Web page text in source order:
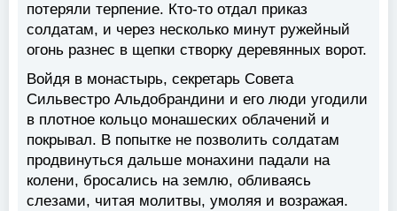
потеряли терпение. Кто-то отдал приказ
солдатам, и через несколько минут ружейный
огонь разнес в щепки створку деревянных ворот.
Войдя в монастырь, секретарь Совета
Сильвестро Альдобрандини и его люди угодили
в плотное кольцо монашеских облачений и
покрывал. В попытке не позволить солдатам
продвинуться дальше монахини падали на
колени, бросались на землю, обливаясь
слезами, читая молитвы, умоляя и возражая.